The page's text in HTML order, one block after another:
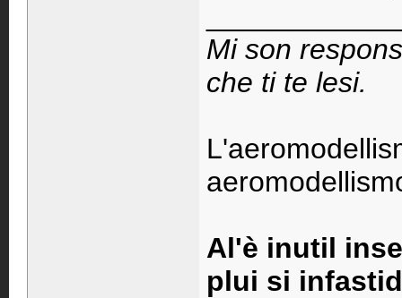
Mi son
che ti te lesi.
Al'è inutil
plui si